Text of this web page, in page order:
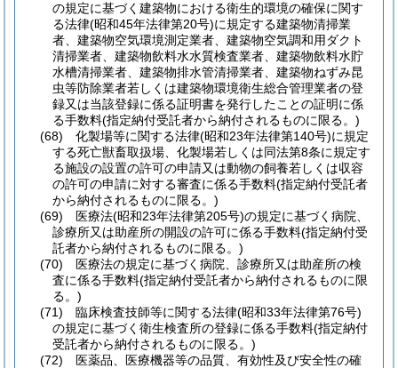
の規定に基づく建築物における衛生的環境の確保に関す
る法律(昭和45年法律第20号)に規定する建築物清掃業
者、建築物空気環境測定業者、建築物空気調和用ダクト
清掃業者、建築物飲料水水質検査業者、建築物飲料水貯
水槽清掃業者、建築物排水管清掃業者、建築物ねずみ昆
虫等防除業者若しくは建築物環境衛生総合管理業者の登
録又は当該登録に係る証明書を発行したことの証明に係
る手数料(指定納付受託者から納付されるものに限る。)
(68)
化製場等に関する法律(昭和23年法律第140号)に規定
する死亡獣畜取扱場、化製場若しくは同法第8条に規定す
る施設の設置の許可の申請又は動物の飼養若しくは収容
の許可の申請に対する審査に係る手数料(指定納付受託者
から納付されるものに限る。)
(69)
医療法(昭和23年法律第205号)の規定に基づく病院、
診療所又は助産所の開設の許可に係る手数料(指定納付受
託者から納付されるものに限る。)
(70)
医療法の規定に基づく病院、診療所又は助産所の検
査に係る手数料(指定納付受託者から納付されるものに限
る。)
(71)
臨床検査技師等に関する法律(昭和33年法律第76号)
の規定に基づく衛生検査所の登録に係る手数料(指定納付
受託者から納付されるものに限る。)
(72)
医薬品、医療機器等の品質、有効性及び安全性の確